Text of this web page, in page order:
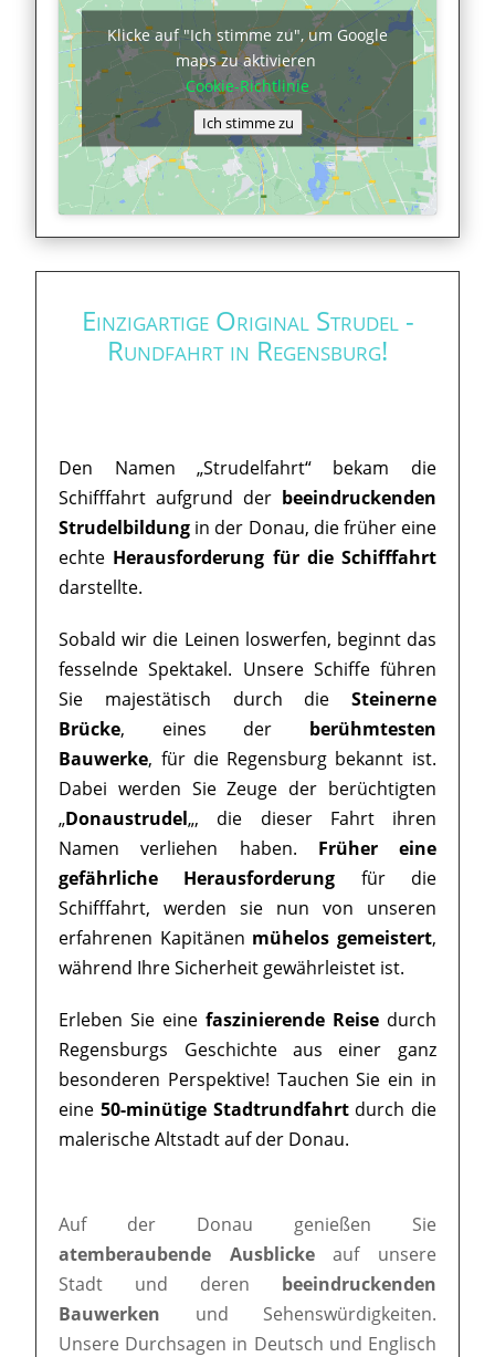
Klicke auf "Ich stimme zu", um Google
maps zu aktivieren
Cookie-Richtlinie
Ich stimme zu
Einzigartige Original Strudel -
Rundfahrt in Regensburg!
Den Namen „Strudelfahrt“ bekam die
Schifffahrt aufgrund der beeindruckenden
Strudelbildung in der Donau, die früher eine
echte Herausforderung für die Schifffahrt
darstellte.
Sobald wir die Leinen loswerfen, beginnt das
fesselnde Spektakel. Unsere Schiffe führen
Sie majestätisch durch die Steinerne
Brücke, eines der berühmtesten
Bauwerke, für die Regensburg bekannt ist.
Dabei werden Sie Zeuge der berüchtigten
„Donaustrudel„, die dieser Fahrt ihren
Namen verliehen haben. Früher eine
gefährliche Herausforderung für die
Schifffahrt, werden sie nun von unseren
erfahrenen Kapitänen mühelos gemeistert,
während Ihre Sicherheit gewährleistet ist.
Erleben Sie eine faszinierende Reisedurch
Regensburgs Geschichte aus einer ganz
besonderen Perspektive! Tauchen Sie ein in
eine 50-minütige Stadtrundfahrtdurch die
malerische Altstadt auf der Donau.
Auf der Donau genießen Sie
atemberaubende Ausblickeauf unsere
Stadt und deren beeindruckenden
Bauwerken und Sehenswürdigkeiten.
Unsere Durchsagen in Deutsch und Englisch